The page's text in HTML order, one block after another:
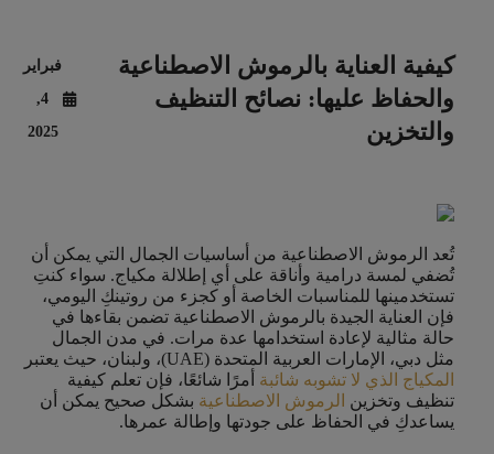
كيفية العناية بالرموش الاصطناعية
والحفاظ عليها: نصائح التنظيف
والتخزين
فبراير
4,
2025
تُعد الرموش الاصطناعية من أساسيات الجمال التي يمكن أن
تُضفي لمسة درامية وأناقة على أي إطلالة مكياج. سواء كنتِ
تستخدمينها للمناسبات الخاصة أو كجزء من روتينكِ اليومي،
فإن العناية الجيدة بالرموش الاصطناعية تضمن بقاءها في
حالة مثالية لإعادة استخدامها عدة مرات. في مدن الجمال
مثل دبي، الإمارات العربية المتحدة (UAE)، ولبنان، حيث يعتبر
المكياج الذي لا تشوبه شائبة أمرًا شائعًا، فإن تعلم كيفية
تنظيف وتخزين الرموش الاصطناعية بشكل صحيح يمكن أن
يساعدكِ في الحفاظ على جودتها وإطالة عمرها.